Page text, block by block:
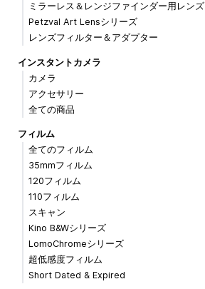
ミラーレス＆レンジファインダー用レンズ
Petzval Art Lensシリーズ
レンズフィルター＆アダプター
インスタントカメラ
カメラ
アクセサリー
全ての商品
フィルム
全てのフィルム
35mmフィルム
120フィルム
110フィルム
スキャン
Kino B&Wシリーズ
LomoChromeシリーズ
超低感度フィルム
Short Dated & Expired